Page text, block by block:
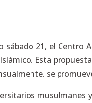
sábado 21, el
Esta
se
musulmanes